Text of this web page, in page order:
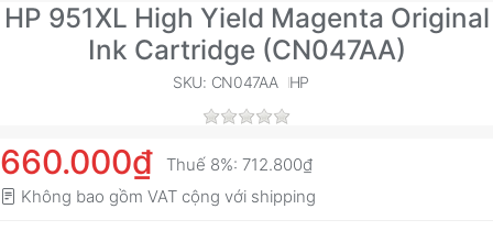
HP 951XL High Yield Magenta Original
Ink Cartridge (CN047AA)
SKU: CN047AA HP
660.000₫ Thuế 8%: 712.800₫
Không bao gồm VAT cộng với shipping